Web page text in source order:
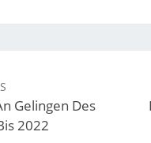
Gelingen Des
2022